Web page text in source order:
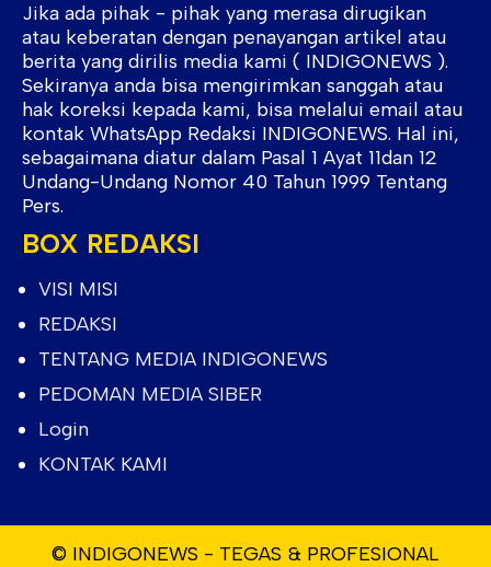
Jika ada pihak - pihak yang merasa dirugikan
atau keberatan dengan penayangan artikel atau
berita yang dirilis media kami ( INDIGONEWS ).
Sekiranya anda bisa mengirimkan sanggah atau
hak koreksi kepada kami, bisa melalui email atau
kontak WhatsApp Redaksi INDIGONEWS. Hal ini,
sebagaimana diatur dalam Pasal 1 Ayat 11dan 12
Undang-Undang Nomor 40 Tahun 1999 Tentang
Pers.
BOX REDAKSI
VISI MISI
REDAKSI
TENTANG MEDIA INDIGONEWS
PEDOMAN MEDIA SIBER
Login
KONTAK KAMI
© INDIGONEWS - TEGAS & PROFESIONAL